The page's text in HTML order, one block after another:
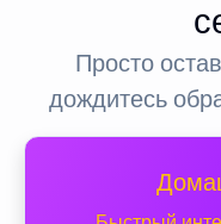
Просто
дождитесь